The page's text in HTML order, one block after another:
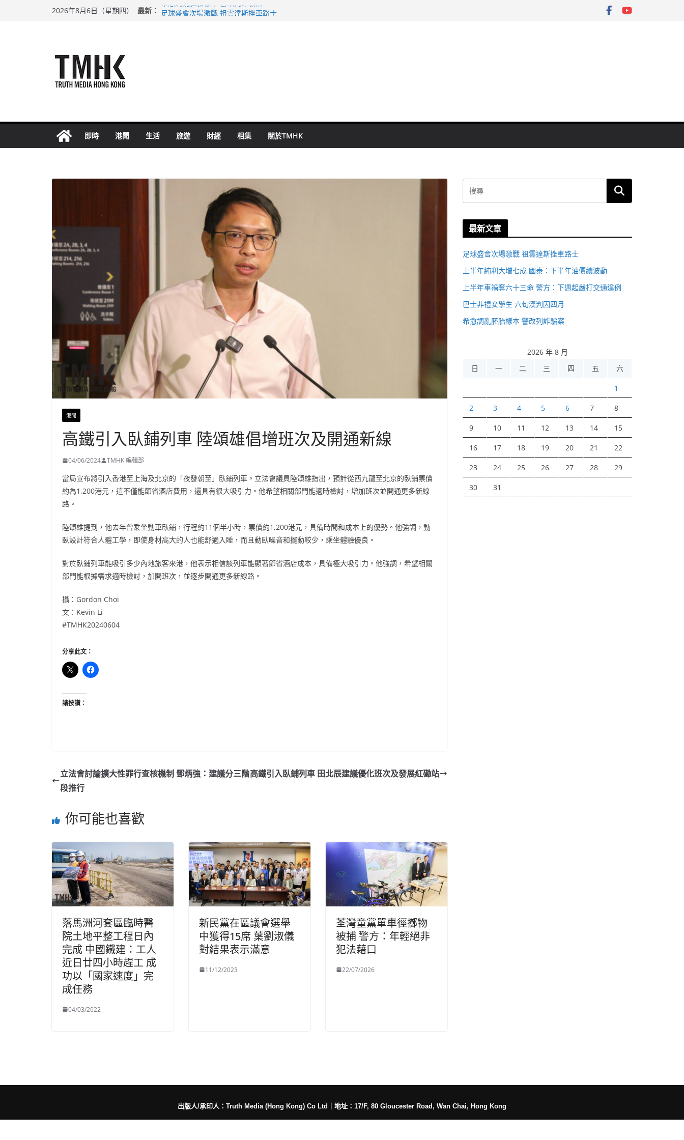
2026年8月6日（星期四） 最新： 希愈調亂胚胎樣本 警改列詐騙案
即時 港聞 生活 旅遊 財經 相集 關於TMHK
港聞
高鐵引入臥鋪列車 陸頌雄倡增班次及開通新線
04/06/2024 TMHK 編輯部
當局宣布將引入香港至上海及北京的「夜發朝至」臥鋪列車。立法會議員陸頌雄指出，預計從西九龍至北京的臥鋪票價
約為1,200港元，這不僅能節省酒店費用，還具有很大吸引力。他希望相關部門能適時檢討，增加班次並開通更多新線
路。
陸頌雄提到，他去年曾乘坐動車臥鋪，行程約11個半小時，票價約1,200港元，具備時間和成本上的優勢。他強調，動
臥設計符合人體工學，即使身材高大的人也能舒適入睡，而且動臥噪音和擺動較少，乘坐體驗優良。
對於臥鋪列車能吸引多少內地旅客來港，他表示相信該列車能顯著節省酒店成本，具備極大吸引力。他強調，希望相關
部門能根據需求適時檢討，加開班次，並逐步開通更多新線路。
攝：Gordon Choi
文：Kevin Li
#TMHK20240604
分享此文：
請按讚：
立法會討論擴大性罪行查核機制 鄧炳強：建議分三階
段推行
高鐵引入臥鋪列車 田北辰建議優化班次及發展紅磡站
你可能也喜歡
落馬洲河套區臨時醫
院土地平整工程日內
完成 中國鐵建：工人
近日廿四小時趕工 成
功以「國家速度」完
成任務
04/03/2022
新民黨在區議會選舉
中獲得15席 葉劉淑儀
對結果表示滿意
11/12/2023
荃灣童黨單車徑擲物
被捕 警方：年輕絕非
犯法藉口
22/07/2026
最新文章
足球盛會次場激戰 祖雲達斯挫車路士
上半年純利大增七成 國泰：下半年油價續波動
上半年車禍奪六十三命 警方：下週起嚴打交通違例
巴士非禮女學生 六旬漢判囚四月
希愈調亂胚胎樣本 警改列詐騙案
2026 年 8 月
日
一 二 三 四 五 六
1
2 3 4 5 6 7 8
9 10 11 12 13 14 15
16 17 18 19 20 21 22
23 24 25 26 27 28 29
30 31
出版人/承印人：Truth Media (Hong Kong) Co Ltd 地址：17/F, 80 Gloucester Road, Wan Chai, Hong Kong